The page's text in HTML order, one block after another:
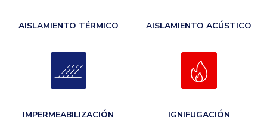
AISLAMIENTO TÉRMICO AISLAMIENTO ACÚSTICO
IMPERMEABILIZACIÓN IGNIFUGACIÓN